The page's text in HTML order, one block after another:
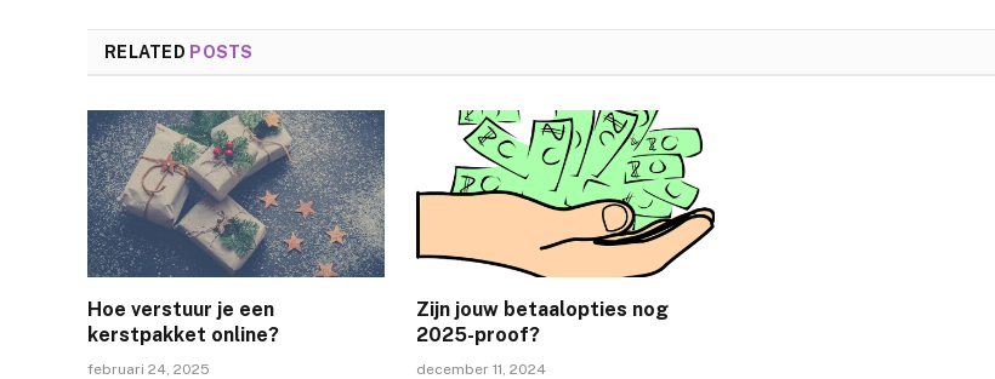
RELATED POSTS
Hoe verstuur je een
kerstpakket online?
februari 24, 2025
Zijn jouw betaalopties nog
2025-proof?
december 11, 2024